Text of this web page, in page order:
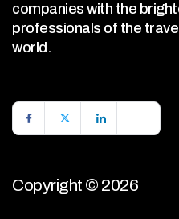
companies with the
professionals of the
world.
Copyright © 2026